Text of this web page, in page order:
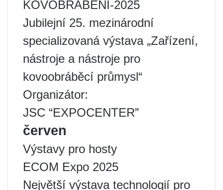
KOVOBRÁBĚNÍ-2025
Jubilejní 25. mezinárodní
specializovaná výstava „Zařízení,
nástroje a nástroje pro
kovoobráběcí průmysl“
Organizátor:
JSC “EXPOCENTER”
červen
Výstavy pro hosty
ECOM Expo 2025
Největší výstava technologií pro